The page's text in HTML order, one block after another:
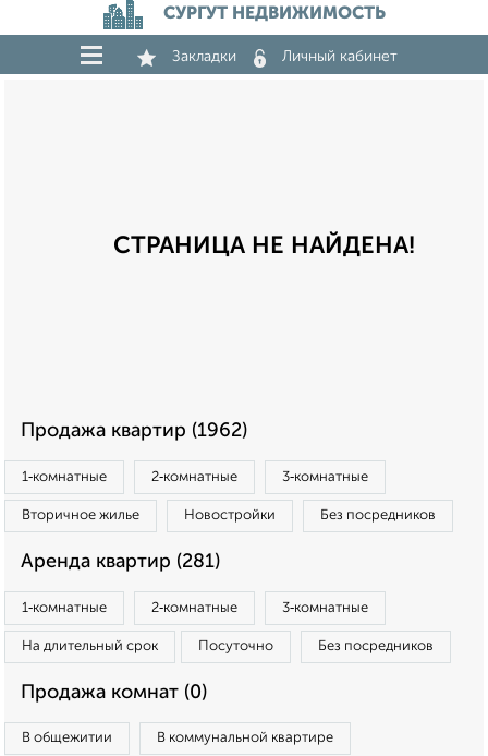
СУРГУТ НЕДВИЖИМОСТЬ
Закладки Личный кабинет
СТРАНИЦА НЕ НАЙДЕНА!
Продажа квартир (1962)
1‑комнатные 2‑комнатные 3‑комнатные
Вторичное жилье Новостройки Без посредников
Аренда квартир (281)
1‑комнатные 2‑комнатные 3‑комнатные
На длительный срок Посуточно Без посредников
Продажа комнат (0)
В общежитии В коммунальной квартире